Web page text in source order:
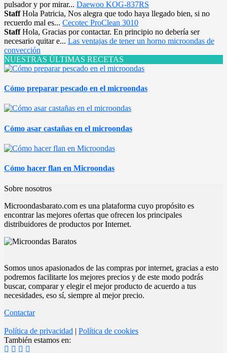
pulsador y por mirar... Daewoo KOG-837RS
StaffHola Patricia, Nos alegra que todo haya llegado bien, si no
recuerdo mal es... Cecotec ProClean 3010
StaffHola, Gracias por contactar. En principio no debería ser
necesario quitar e... Las ventajas de tener un horno microondas de
convección
NUESTRAS ÚLTIMAS RECETAS
Cómo preparar pescado en el microondas
Cómo asar castañas en el microondas
Cómo hacer flan en Microondas
Sobre nosotros
Microondasbarato.com es una plataforma cuyo propósito es
encontrar las mejores ofertas que ofrecen los principales
distribuidores de productos por Internet.
Somos unos apasionados de las compras por internet, gracias a esto
podremos facilitarte los mejores precios y de este modo podrás
buscar, comparar y elegir el mejor producto de acuerdo a tus
necesidades, eso sí, siempre al mejor precio.
Contactar
Política de privacidad | Política de cookies
También estamos en: